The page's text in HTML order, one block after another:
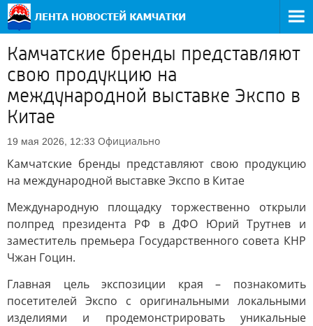
Камчатские бренды представляют
свою продукцию на
международной выставке Экспо в
Китае
19 мая 2026, 12:33 Официально
Камчатские бренды представляют свою продукцию
на международной выставке Экспо в Китае
Международную площадку торжественно открыли
полпред президента РФ в ДФО Юрий Трутнев и
заместитель премьера Государственного совета КНР
Чжан Гоцин.
Главная цель экспозиции края – познакомить
посетителей Экспо с оригинальными локальными
изделиями и продемонстрировать уникальные